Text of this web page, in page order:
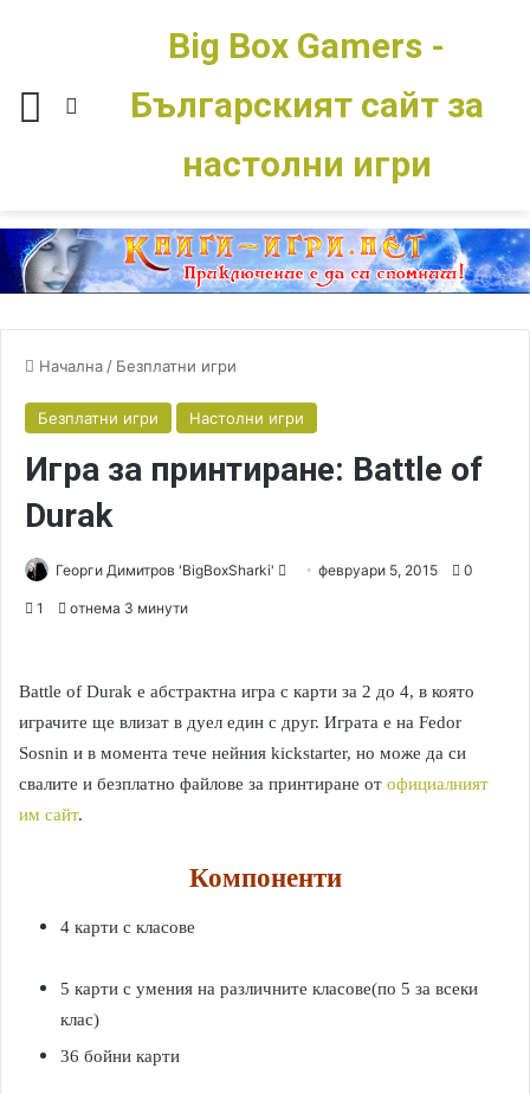
Меню Switch skin
Big Box Gamers -
Българският сайт за
настолни игри
Начална/ Безплатни игри
Безплатни игри Настолни игри
Игра за принтиране: Battle of
Durak
Георги Димитров 'BigBoxSharki' февруари 5, 2015 0
1 отнема 3 минути
Battle of Durak e абстрактна игра с карти за 2 до 4, в която
играчите ще влизат в дуел един с друг. Играта е на Fedor
Sosnin и в момента тече нейния kickstarter, но може да си
свалите и безплатно файлове за принтиране от официалният
им сайт.
Компоненти
4 карти с класове
5 карти с умения на различните класове(по 5 за всеки
клас)
36 бойни карти